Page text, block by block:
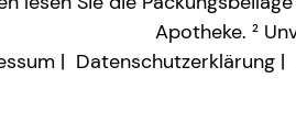
Apotheke. ²
Datenschutzerklärung